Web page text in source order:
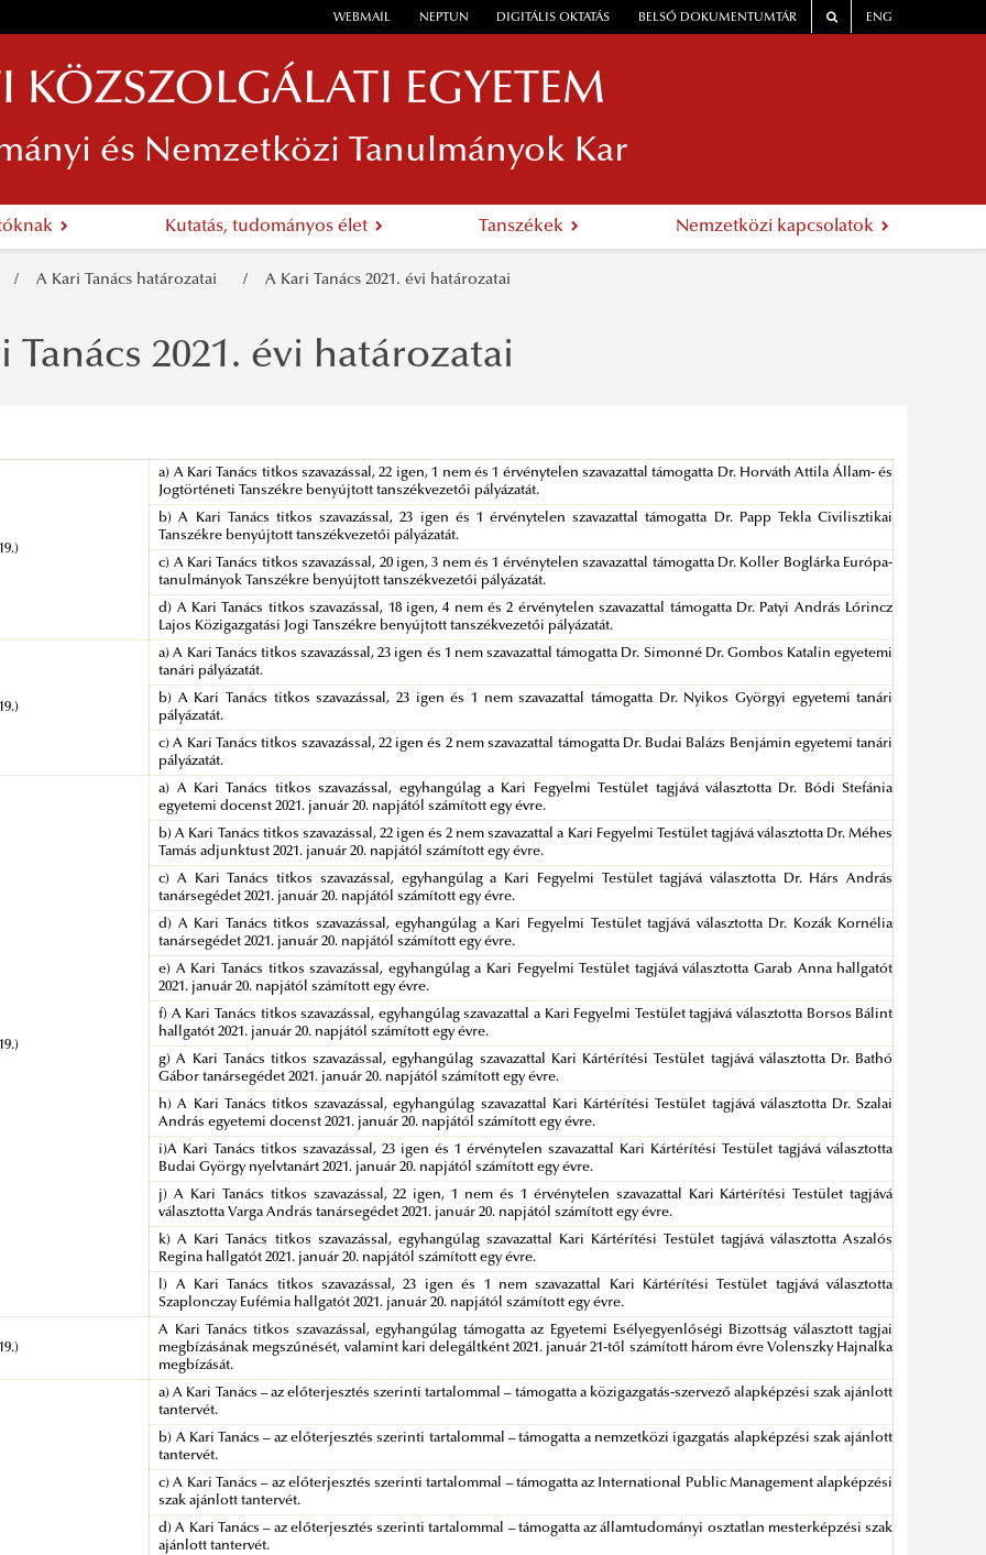
WEBMAIL NEPTUN DIGITÁLIS OKTATÁS BELSŐ DOKUMENTUMTÁR ENG
KÖZSZOLGÁLATI EGYETEM
és Nemzetközi Tanulmányok Kar
Kutatás, tudományos élet Tanszékek Nemzetközi kapcsolatok
A Kari Tanács határozatai A Kari Tanács 2021. évi határozatai
Tanács 2021. évi határozatai
a) A Kari Tanács titkos szavazással, 22 igen, 1 nem és 1 érvénytelen szavazattal támogatta Dr. Horváth Attila Állam- és
Jogtörténeti Tanszékre benyújtott tanszékvezetői pályázatát.
b) A Kari Tanács titkos szavazással, 23 igen és 1 érvénytelen szavazattal támogatta Dr. Papp Tekla Civilisztikai
Tanszékre benyújtott tanszékvezetői pályázatát.
c) A Kari Tanács titkos szavazással, 20 igen, 3 nem és 1 érvénytelen szavazattal támogatta Dr. Koller Boglárka Európa-
tanulmányok Tanszékre benyújtott tanszékvezetői pályázatát.
d) A Kari Tanács titkos szavazással, 18 igen, 4 nem és 2 érvénytelen szavazattal támogatta Dr. Patyi András Lőrincz
Lajos Közigazgatási Jogi Tanszékre benyújtott tanszékvezetői pályázatát.
a) A Kari Tanács titkos szavazással, 23 igen és 1 nem szavazattal támogatta Dr. Simonné Dr. Gombos Katalin egyetemi
tanári pályázatát.
b) A Kari Tanács titkos szavazással, 23 igen és 1 nem szavazattal támogatta Dr. Nyikos Györgyi egyetemi tanári
pályázatát.
c) A Kari Tanács titkos szavazással, 22 igen és 2 nem szavazattal támogatta Dr. Budai Balázs Benjámin egyetemi tanári
pályázatát.
a) A Kari Tanács titkos szavazással, egyhangúlag a Kari Fegyelmi Testület tagjává választotta Dr. Bódi Stefánia
egyetemi docenst 2021. január 20. napjától számított egy évre.
b) A Kari Tanács titkos szavazással, 22 igen és 2 nem szavazattal a Kari Fegyelmi Testület tagjává választotta Dr. Méhes
Tamás adjunktust 2021. január 20. napjától számított egy évre.
c) A Kari Tanács titkos szavazással, egyhangúlag a Kari Fegyelmi Testület tagjává választotta Dr. Hárs András
tanársegédet 2021. január 20. napjától számított egy évre.
d) A Kari Tanács titkos szavazással, egyhangúlag a Kari Fegyelmi Testület tagjává választotta Dr. Kozák Kornélia
tanársegédet 2021. január 20. napjától számított egy évre.
e) A Kari Tanács titkos szavazással, egyhangúlag a Kari Fegyelmi Testület tagjává választotta Garab Anna hallgatót
2021. január 20. napjától számított egy évre.
f) A Kari Tanács titkos szavazással, egyhangúlag szavazattal a Kari Fegyelmi Testület tagjává választotta Borsos Bálint
hallgatót 2021. január 20. napjától számított egy évre.
g) A Kari Tanács titkos szavazással, egyhangúlag szavazattal Kari Kártérítési Testület tagjává választotta Dr. Bathó
Gábor tanársegédet 2021. január 20. napjától számított egy évre.
h) A Kari Tanács titkos szavazással, egyhangúlag szavazattal Kari Kártérítési Testület tagjává választotta Dr. Szalai
András egyetemi docenst 2021. január 20. napjától számított egy évre.
i)A Kari Tanács titkos szavazással, 23 igen és 1 érvénytelen szavazattal Kari Kártérítési Testület tagjává választotta
Budai György nyelvtanárt 2021. január 20. napjától számított egy évre.
j) A Kari Tanács titkos szavazással, 22 igen, 1 nem és 1 érvénytelen szavazattal Kari Kártérítési Testület tagjává
választotta Varga András tanársegédet 2021. január 20. napjától számított egy évre.
k) A Kari Tanács titkos szavazással, egyhangúlag szavazattal Kari Kártérítési Testület tagjává választotta Aszalós
Regina hallgatót 2021. január 20. napjától számított egy évre.
l) A Kari Tanács titkos szavazással, 23 igen és 1 nem szavazattal Kari Kártérítési Testület tagjává választotta
Szaplonczay Eufémia hallgatót 2021. január 20. napjától számított egy évre.
A Kari Tanács titkos szavazással, egyhangúlag támogatta az Egyetemi Esélyegyenlőségi Bizottság választott tagjai
megbízásának megszűnését, valamint kari delegáltként 2021. január 21-től számított három évre Volenszky Hajnalka
megbízását.
a) A Kari Tanács – az előterjesztés szerinti tartalommal – támogatta a közigazgatás-szervező alapképzési szak ajánlott
tantervét.
b) A Kari Tanács – az előterjesztés szerinti tartalommal – támogatta a nemzetközi igazgatás alapképzési szak ajánlott
tantervét.
c) A Kari Tanács – az előterjesztés szerinti tartalommal – támogatta az International Public Management alapképzési
szak ajánlott tantervét.
d) A Kari Tanács – az előterjesztés szerinti tartalommal – támogatta az államtudományi osztatlan mesterképzési szak
ajánlott tantervét.